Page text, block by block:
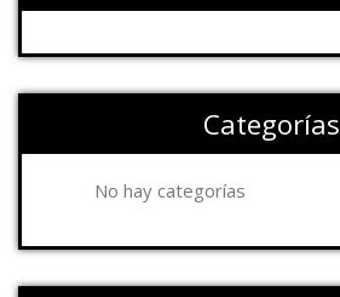
Categorías
No hay categorías